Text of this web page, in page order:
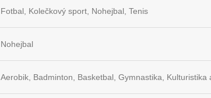
Fotbal, Kolečkový sport, Nohejbal, Tenis
Nohejbal
Aerobik, Badminton, Basketbal, Gymnastika,